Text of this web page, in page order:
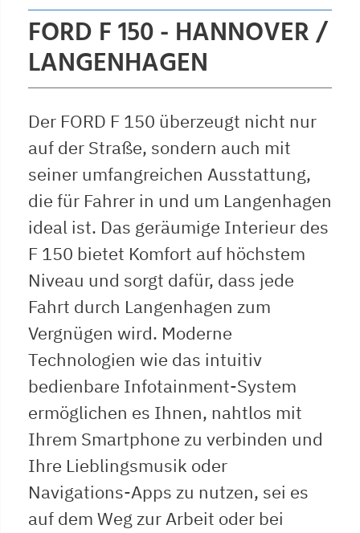
FORD F 150 - HANNOVER /
LANGENHAGEN
Der FORD F 150 überzeugt nicht nur
auf der Straße, sondern auch mit
seiner umfangreichen Ausstattung,
die für Fahrer in und um Langenhagen
ideal ist. Das geräumige Interieur des
F 150 bietet Komfort auf höchstem
Niveau und sorgt dafür, dass jede
Fahrt durch Langenhagen zum
Vergnügen wird. Moderne
Technologien wie das intuitiv
bedienbare Infotainment-System
ermöglichen es Ihnen, nahtlos mit
Ihrem Smartphone zu verbinden und
Ihre Lieblingsmusik oder
Navigations-Apps zu nutzen, sei es
auf dem Weg zur Arbeit oder bei